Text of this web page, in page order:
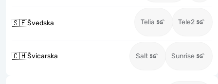
🇸🇪Švedska Telia Tele2
🇨🇭Švicarska Salt Sunrise